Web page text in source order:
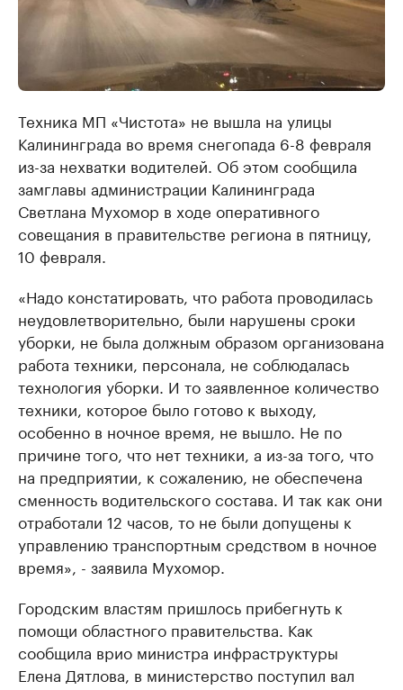
Техника МП «Чистота» не вышла на улицы
Калининграда во время снегопада 6-8 февраля
из-за нехватки водителей. Об этом сообщила
замглавы администрации Калининграда
Светлана Мухомор в ходе оперативного
совещания в правительстве региона в пятницу,
10 февраля.
«Надо констатировать, что работа проводилась
неудовлетворительно, были нарушены сроки
уборки, не была должным образом организована
работа техники, персонала, не соблюдалась
технология уборки. И то заявленное количество
техники, которое было готово к выходу,
особенно в ночное время, не вышло. Не по
причине того, что нет техники, а из-за того, что
на предприятии, к сожалению, не обеспечена
сменность водительского состава. И так как они
отработали 12 часов, то не были допущены к
управлению транспортным средством в ночное
время», - заявила Мухомор.
Городским властям пришлось прибегнуть к
помощи областного правительства. Как
сообщила врио министра инфраструктуры
Елена Дятлова, в министерство поступил вал